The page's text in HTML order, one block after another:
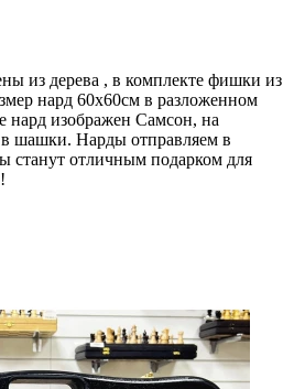
из дерева , в комплекте фишки из
нард 60х60см в разложенном
нард изображен Самсон, на
шашки. Нарды отправляем в
станут отличным подарком для